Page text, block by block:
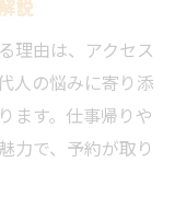
説
理由は、アクセス
人の悩みに寄り添
ます。仕事帰りや
力で、予約が取り